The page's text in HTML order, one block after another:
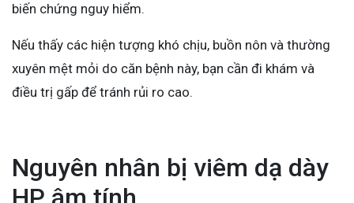
biến chứng nguy hiểm.
Nếu thấy các hiện tượng khó chịu, buồn nôn và thường
xuyên mệt mỏi do căn bệnh này, bạn cần đi khám và
điều trị gấp để tránh rủi ro cao.
Nguyên nhân bị viêm dạ dày